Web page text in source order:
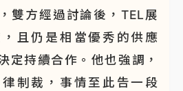
雙方經過討論後，TEL展
且仍是相當優秀的供應
定持續合作。他也強調，
制裁，事情至此告一段